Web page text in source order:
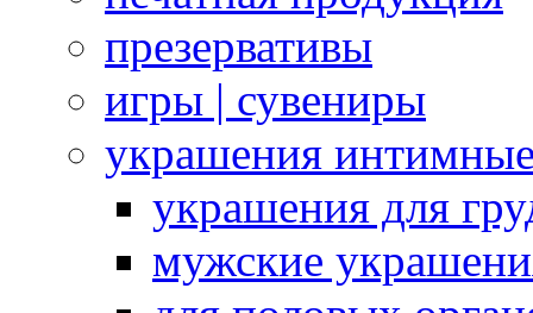
презервативы
игры | сувениры
украшения
украшения для
мужские